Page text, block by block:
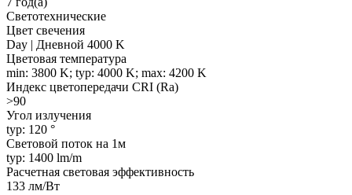
Светотехнические
Цвет свечения
Day | Дневной 4000 K
Цветовая температура
min: 3800 K; typ: 4000 K; max: 4200 K
Индекс цветопередачи CRI (Ra)
>90
Угол излучения
typ: 120 °
Световой поток на 1м
typ: 1400 lm/m
Расчетная световая эффективность
133 лм/Вт